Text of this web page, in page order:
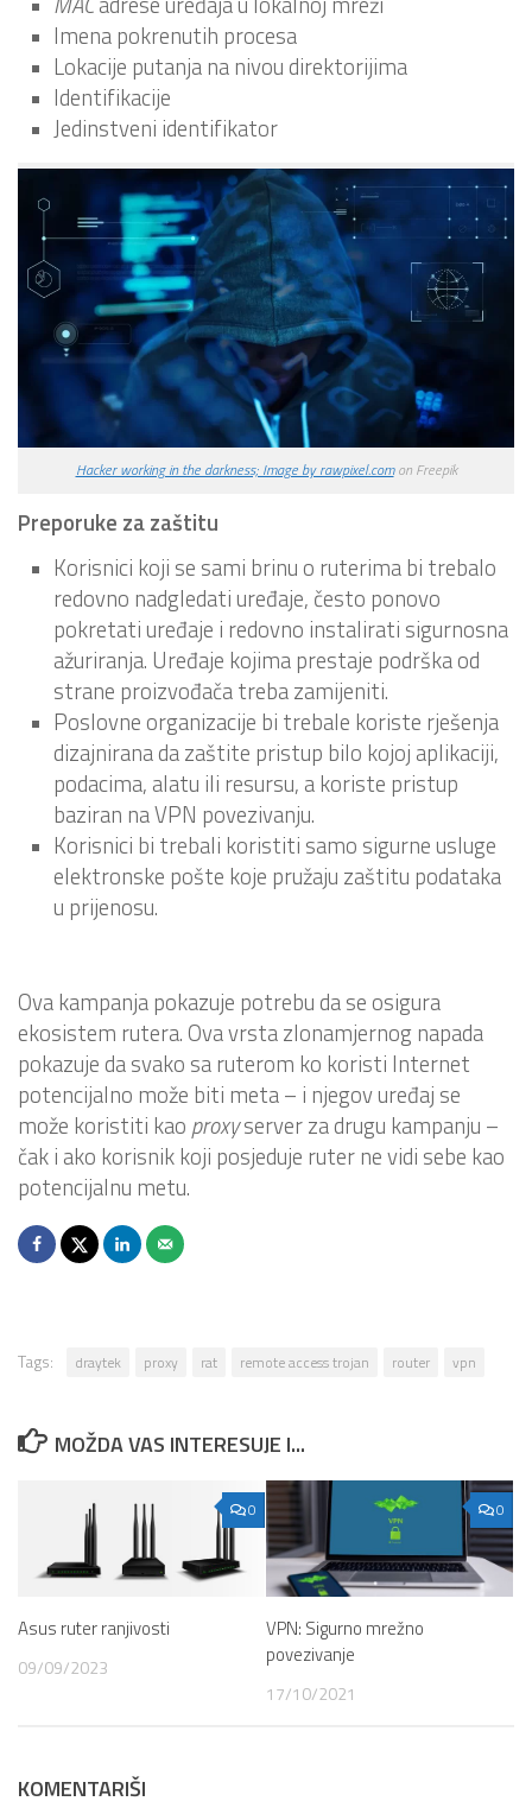
Imena pokrenutih procesa
Lokacije putanja na nivou direktorijima
Identifikacije
Jedinstveni identifikator
Hacker working in the darkness; Image by rawpixel.comon Freepik
Preporuke za zaštitu
Korisnici koji se sami brinu o ruterima bi trebalo
redovno nadgledati uređaje, često ponovo
pokretati uređaje i redovno instalirati sigurnosna
ažuriranja. Uređaje kojima prestaje podrška od
strane proizvođača treba zamijeniti.
Poslovne organizacije bi trebale koriste rješenja
dizajnirana da zaštite pristup bilo kojoj aplikaciji,
podacima, alatu ili resursu, a koriste pristup
baziran na VPN povezivanju.
Korisnici bi trebali koristiti samo sigurne usluge
elektronske pošte koje pružaju zaštitu podataka
u prijenosu.
Ova kampanja pokazuje potrebu da se osigura
ekosistem rutera. Ova vrsta zlonamjernog napada
pokazuje da svako sa ruterom ko koristi Internet
potencijalno može biti meta – i njegov uređaj se
može koristiti kao proxyserver za drugu kampanju –
čak i ako korisnik koji posjeduje ruter ne vidi sebe kao
potencijalnu metu.
Tags: draytek proxy rat remote access trojan router vpn
MOŽDA VAS INTERESUJE I...
0
Asus ruter ranjivosti
09/09/2023
0
VPN: Sigurno mrežno
povezivanje
17/10/2021
KOMENTARIŠI